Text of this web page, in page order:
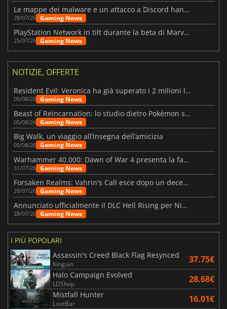
Le mappe dei malware e un attacco a Discord hanno colpito Meccha Chameleon
28/07/26 Gaming News
PlayStation Network in tilt durante la beta di Marvel Tōkon
25/07/26 Gaming News
NOTIZIE, OFFERTE
Resident Evil: Veronica ha già superato i 2 milioni liste dei desideri
05/08/26 Gaming News
Beast of Reincarnation: lo studio dietro Pokémon su una nuova strada
05/08/26 Gaming News
Big Walk, un viaggio all’insegna dell’amicizia
05/08/26 Gaming News
Warhammer 40.000: Dawn of War 4 presenta la fazione dei Necron
31/07/26 Gaming News
Forsaken Realms: Vahrin's Call esce dopo un decennio di sviluppo
28/07/26 Gaming News
Annunciato ufficialmente il DLC Hell Rising per Nioh 3
28/07/26 Gaming News
I PIÙ POPOLARI
Assassin's Creed Black Flag Resynced
Kinguin 37.75€
Halo Campaign Evolved
LDShop 28.68€
Mistfall Hunter
LootBar 16.01€